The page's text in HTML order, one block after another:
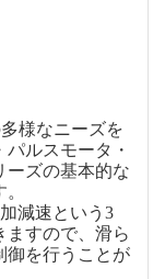
多様なニーズを
ルスモータ・
ーズの基本的な
減速という3
ますので、滑ら
御を行うことが